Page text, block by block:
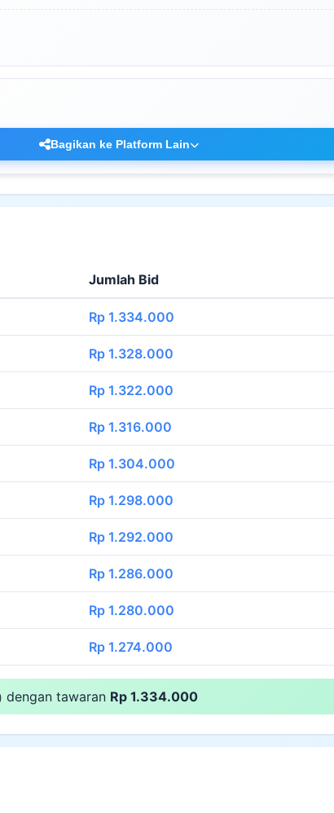
Bagikan ke Platform Lain
Jumlah Bid
Rp 1.334.000
Rp 1.328.000
Rp 1.322.000
Rp 1.316.000
Rp 1.304.000
Rp 1.298.000
Rp 1.292.000
Rp 1.286.000
Rp 1.280.000
Rp 1.274.000
dengan tawaran Rp 1.334.000